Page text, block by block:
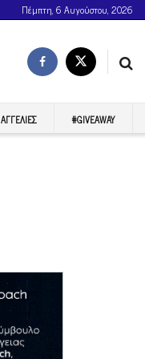
Πέμπτη, 6 Αυγούστου, 2026
ΑΓΓΕΛΊΕΣ #GIVEAWAY